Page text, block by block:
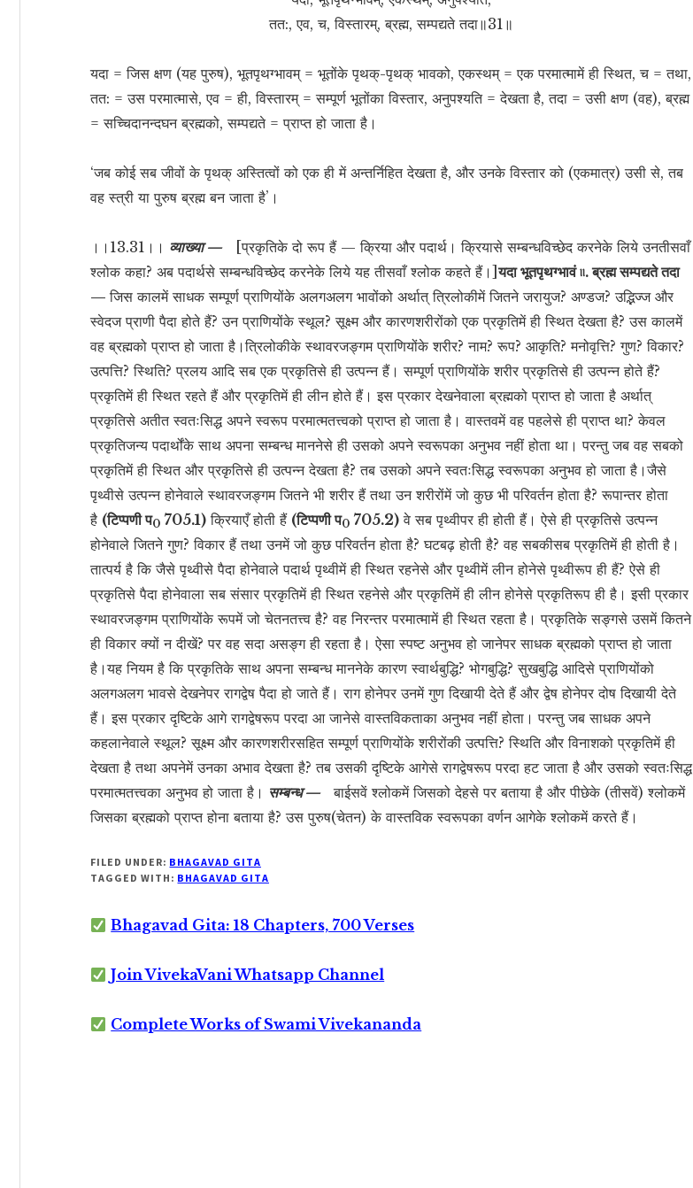
तत:, एव, च, विस्तारम्, ब्रह्म, सम्पद्यते तदा॥31॥
यदा = जिस क्षण (यह पुरुष), भूतपृथग्भावम् = भूतोंके पृथक्-पृथक् भावको, एकस्थम् = एक परमात्मामें ही स्थित, च = तथा,
तत: = उस परमात्मासे, एव = ही, विस्तारम् = सम्पूर्ण भूतोंका विस्तार, अनुपश्यति = देखता है, तदा = उसी क्षण (वह), ब्रह्म
= सच्चिदानन्दघन ब्रह्मको, सम्पद्यते = प्राप्त हो जाता है।
‘जब कोई सब जीवों के पृथक् अस्तित्वों को एक ही में अन्तर्निहित देखता है, और उनके विस्तार को (एकमात्र) उसी से, तब
वह स्त्री या पुरुष ब्रह्म बन जाता है’।
।।13.31।। व्याख्या —
[प्रकृतिके दो रूप हैं — क्रिया और पदार्थ। क्रियासे सम्बन्धविच्छेद करनेके लिये उनतीसवाँ
श्लोक कहा? अब पदार्थसे सम्बन्धविच्छेद करनेके लिये यह तीसवाँ श्लोक कहते हैं।]यदा भूतपृथग्भावं ৷৷. ब्रह्म सम्पद्यते तदा
—जिस कालमें साधक सम्पूर्ण प्राणियोंके अलगअलग भावोंको अर्थात् त्रिलोकीमें जितने जरायुज? अण्डज? उद्भिज्ज और
स्वेदज प्राणी पैदा होते हैं? उन प्राणियोंके स्थूल? सूक्ष्म और कारणशरीरोंको एक प्रकृतिमें ही स्थित देखता है? उस कालमें
वह ब्रह्मको प्राप्त हो जाता है।त्रिलोकीके स्थावरजङ्गम प्राणियोंके शरीर? नाम? रूप? आकृति? मनोवृत्ति? गुण? विकार?
उत्पत्ति? स्थिति? प्रलय आदि सब एक प्रकृतिसे ही उत्पन्न हैं। सम्पूर्ण प्राणियोंके शरीर प्रकृतिसे ही उत्पन्न होते हैं?
प्रकृतिमें ही स्थित रहते हैं और प्रकृतिमें ही लीन होते हैं। इस प्रकार देखनेवाला ब्रह्मको प्राप्त हो जाता है अर्थात्
प्रकृतिसे अतीत स्वतःसिद्ध अपने स्वरूप परमात्मतत्त्वको प्राप्त हो जाता है। वास्तवमें वह पहलेसे ही प्राप्त था? केवल
प्रकृतिजन्य पदार्थोंके साथ अपना सम्बन्ध माननेसे ही उसको अपने स्वरूपका अनुभव नहीं होता था। परन्तु जब वह सबको
प्रकृतिमें ही स्थित और प्रकृतिसे ही उत्पन्न देखता है? तब उसको अपने स्वतःसिद्ध स्वरूपका अनुभव हो जाता है।जैसे
पृथ्वीसे उत्पन्न होनेवाले स्थावरजङ्गम जितने भी शरीर हैं तथा उन शरीरोंमें जो कुछ भी परिवर्तन होता है? रूपान्तर होता
है (टिप्पणी प0 705.1) क्रियाएँ होती हैं (टिप्पणी प0 705.2) वे सब पृथ्वीपर ही होती हैं। ऐसे ही प्रकृतिसे उत्पन्न
होनेवाले जितने गुण? विकार हैं तथा उनमें जो कुछ परिवर्तन होता है? घटबढ़ होती है? वह सबकीसब प्रकृतिमें ही होती है।
तात्पर्य है कि जैसे पृथ्वीसे पैदा होनेवाले पदार्थ पृथ्वीमें ही स्थित रहनेसे और पृथ्वीमें लीन होनेसे पृथ्वीरूप ही हैं? ऐसे ही
प्रकृतिसे पैदा होनेवाला सब संसार प्रकृतिमें ही स्थित रहनेसे और प्रकृतिमें ही लीन होनेसे प्रकृतिरूप ही है। इसी प्रकार
स्थावरजङ्गम प्राणियोंके रूपमें जो चेतनतत्त्व है? वह निरन्तर परमात्मामें ही स्थित रहता है। प्रकृतिके सङ्गसे उसमें कितने
ही विकार क्यों न दीखें? पर वह सदा असङ्ग ही रहता है। ऐसा स्पष्ट अनुभव हो जानेपर साधक ब्रह्मको प्राप्त हो जाता
है।यह नियम है कि प्रकृतिके साथ अपना सम्बन्ध माननेके कारण स्वार्थबुद्धि? भोगबुद्धि? सुखबुद्धि आदिसे प्राणियोंको
अलगअलग भावसे देखनेपर रागद्वेष पैदा हो जाते हैं। राग होनेपर उनमें गुण दिखायी देते हैं और द्वेष होनेपर दोष दिखायी देते
हैं। इस प्रकार दृष्टिके आगे रागद्वेषरूप परदा आ जानेसे वास्तविकताका अनुभव नहीं होता। परन्तु जब साधक अपने
कहलानेवाले स्थूल? सूक्ष्म और कारणशरीरसहित सम्पूर्ण प्राणियोंके शरीरोंकी उत्पत्ति? स्थिति और विनाशको प्रकृतिमें ही
देखता है तथा अपनेमें उनका अभाव देखता है? तब उसकी दृष्टिके आगेसे रागद्वेषरूप परदा हट जाता है और उसको स्वतःसिद्ध
परमात्मतत्त्वका अनुभव हो जाता है। सम्बन्ध —
बाईसवें श्लोकमें जिसको देहसे पर बताया है और पीछेके (तीसवें) श्लोकमें
जिसका ब्रह्मको प्राप्त होना बताया है? उस पुरुष(चेतन) के वास्तविक स्वरूपका वर्णन आगेके श्लोकमें करते हैं।
FILED UNDER: BHAGAVAD GITA
TAGGED WITH: BHAGAVAD GITA
Bhagavad Gita: 18 Chapters, 700 Verses
Join VivekaVani Whatsapp Channel
Complete Works of Swami Vivekananda